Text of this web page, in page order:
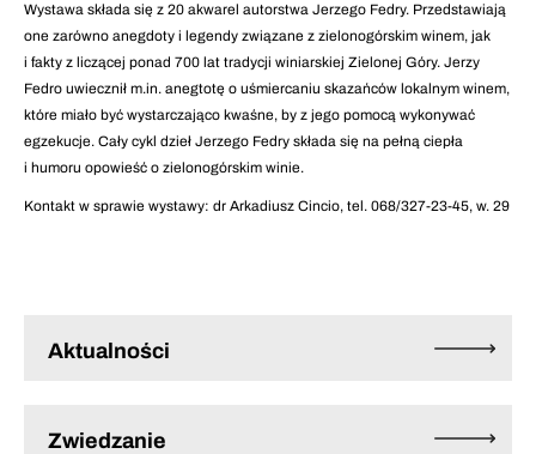
Aktualności
Zwiedzanie
Wystawa składa się z 20 akwarel autorstwa Jerzego Fedry. Przedstawiają
one zarówno anegdoty i legendy związane z zielonogórskim winem, jak
i fakty z liczącej ponad 700 lat tradycji winiarskiej Zielonej Góry. Jerzy
Fedro uwiecznił m.in. anegtotę o uśmiercaniu skazańców lokalnym winem,
które miało być wystarczająco kwaśne, by z jego pomocą wykonywać
egzekucje. Cały cykl dzieł Jerzego Fedry składa się na pełną ciepła
i humoru opowieść o zielonogórskim winie.
Kontakt w sprawie wystawy: dr Arkadiusz Cincio, tel. 068/327-23-45, w. 29